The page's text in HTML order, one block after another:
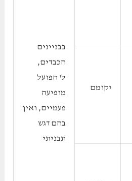
בבניינים
הכבדים,
ל' הפועל
מופיעה
פעמיים, ואין
בהם דגש
תבניתי
יקומם